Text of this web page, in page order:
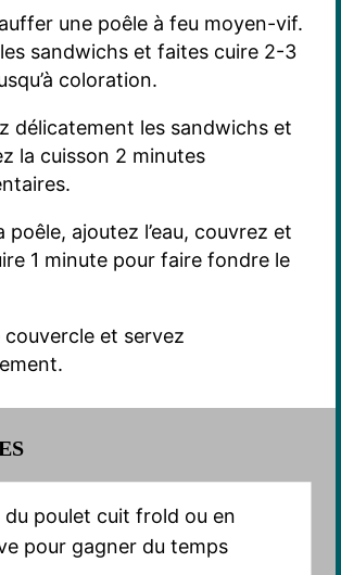
une poêle à feu moyen-vif.
sandwichs et faites cuire 2-3
coloration.
délicatement les sandwichs et
la cuisson 2 minutes
poêle, ajoutez l’eau, couvrez et
1 minute pour faire fondre le
couvercle et servez
du poulet cuit frold ou en
pour gagner du temps